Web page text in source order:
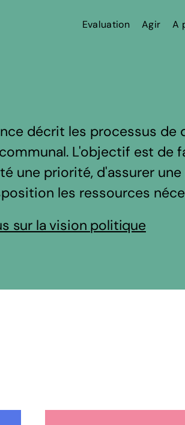
Evaluation Agir A
décrit les processus de
L'objectif est de
une priorité, d'assurer
les ressources
sur la vision politique